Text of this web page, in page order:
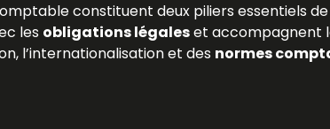
constituent deux piliers essentiels
les obligations légaleset accompagnent
l’internationalisation et des normes
gestion, en finance ou en comptabilité,